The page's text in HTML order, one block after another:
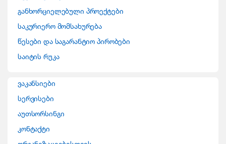
განხორციელებული პროექტები
საკურიერო მომსახურება
წესები და საგარანტიო პირობები
საიტის რუკა
ვაკანსიები
სერვისები
აუთსორსინგი
კონტაქტი